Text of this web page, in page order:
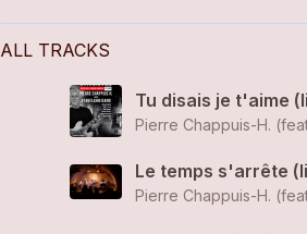
ALL TRACKS
Tu disais je t'aime
Le temps s'arrête